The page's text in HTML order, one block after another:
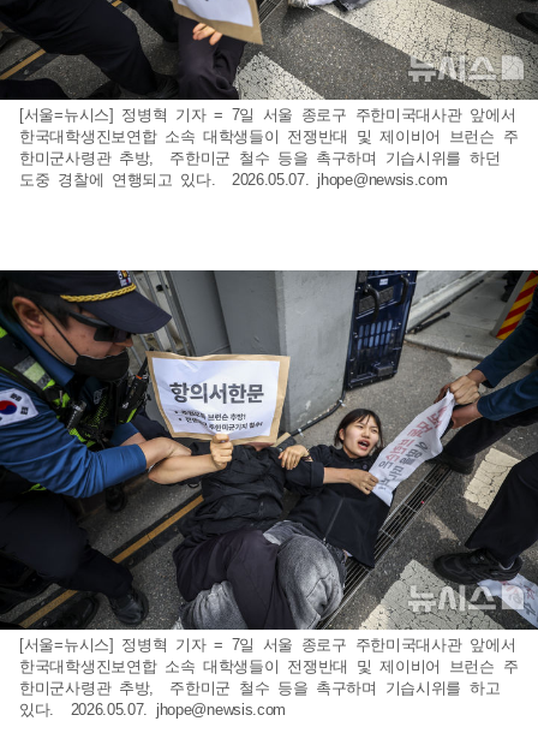
[서울=뉴시스] 정병혁 기자 = 7일 서울 종로구 주한미국대사관 앞에서
한국대학생진보연합 소속 대학생들이 전쟁반대 및 제이비어 브런슨 주
한미군사령관 추방, 주한미군 철수 등을 촉구하며 기습시위를 하던
도중 경찰에 연행되고 있다. 2026.05.07. jhope@newsis.com
[서울=뉴시스] 정병혁 기자 = 7일 서울 종로구 주한미국대사관 앞에서
한국대학생진보연합 소속 대학생들이 전쟁반대 및 제이비어 브런슨 주
한미군사령관 추방, 주한미군 철수 등을 촉구하며 기습시위를 하고
있다. 2026.05.07. jhope@newsis.com